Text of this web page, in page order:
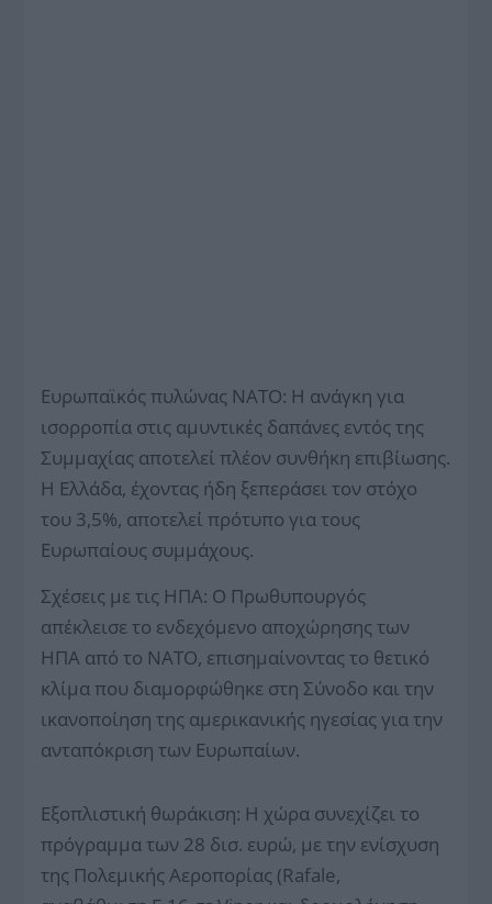
Ευρωπαϊκός πυλώνας ΝΑΤΟ: Η ανάγκη για
ισορροπία στις αμυντικές δαπάνες εντός της
Συμμαχίας αποτελεί πλέον συνθήκη επιβίωσης.
Η Ελλάδα, έχοντας ήδη ξεπεράσει τον στόχο
του 3,5%, αποτελεί πρότυπο για τους
Ευρωπαίους συμμάχους.
Σχέσεις με τις ΗΠΑ: Ο Πρωθυπουργός
απέκλεισε το ενδεχόμενο αποχώρησης των
ΗΠΑ από το ΝΑΤΟ, επισημαίνοντας το θετικό
κλίμα που διαμορφώθηκε στη Σύνοδο και την
ικανοποίηση της αμερικανικής ηγεσίας για την
ανταπόκριση των Ευρωπαίων.
Εξοπλιστική θωράκιση: Η χώρα συνεχίζει το
πρόγραμμα των 28 δισ. ευρώ, με την ενίσχυση
της Πολεμικής Αεροπορίας (Rafale,